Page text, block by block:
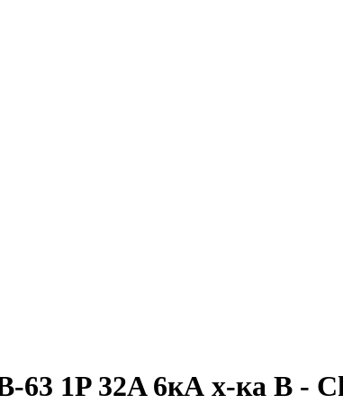
63 1P 32A 6кА х-ка B -